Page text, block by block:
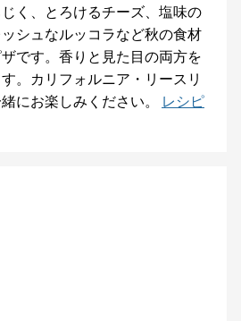
く、とろけるチーズ、塩味の
シュなルッコラなど秋の食材
です。香りと見た目の両方を
。カリフォルニア・リースリ
にお楽しみください。
レシピ